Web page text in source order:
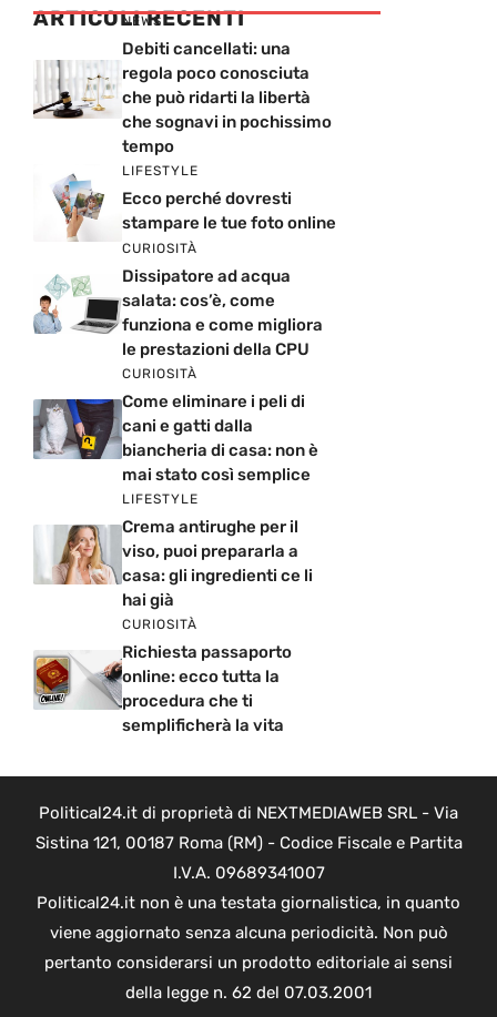
ARTICOLI RECENTI
NEWS
Debiti cancellati: una
regola poco conosciuta
che può ridarti la libertà
che sognavi in pochissimo
tempo
LIFESTYLE
Ecco perché dovresti
stampare le tue foto online
CURIOSITÀ
Dissipatore ad acqua
salata: cos’è, come
funziona e come migliora
le prestazioni della CPU
CURIOSITÀ
Come eliminare i peli di
cani e gatti dalla
biancheria di casa: non è
mai stato così semplice
LIFESTYLE
Crema antirughe per il
viso, puoi prepararla a
casa: gli ingredienti ce li
hai già
CURIOSITÀ
Richiesta passaporto
online: ecco tutta la
procedura che ti
semplificherà la vita
Political24.it di proprietà di NEXTMEDIAWEB SRL - Via
Sistina 121, 00187 Roma (RM) - Codice Fiscale e Partita
I.V.A. 09689341007
Political24.it non è una testata giornalistica, in quanto
viene aggiornato senza alcuna periodicità. Non può
pertanto considerarsi un prodotto editoriale ai sensi
della legge n. 62 del 07.03.2001